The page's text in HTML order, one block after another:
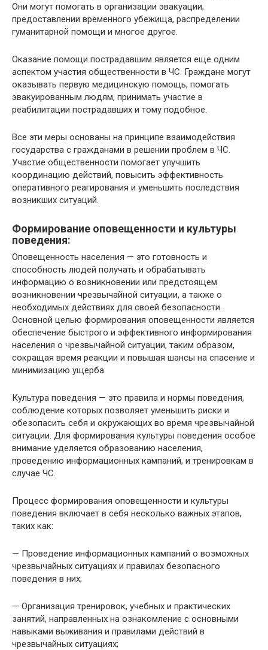
Они могут помогать в организации эвакуации,
предоставлении временного убежища, распределении
гуманитарной помощи и многое другое.
Оказание помощи пострадавшим является еще одним
аспектом участия общественности в ЧС. Граждане могут
оказывать первую медицинскую помощь, помогать
эвакуированным людям, принимать участие в
реабилитации пострадавших и тому подобное.
Все эти меры основаны на принципе взаимодействия
государства с гражданами в решении проблем в ЧС.
Участие общественности помогает улучшить
координацию действий, повысить эффективность
оперативного реагирования и уменьшить последствия
возникших ситуаций.
Формирование оповещенности и культуры
поведения:
Оповещенность населения — это готовность и
способность людей получать и обрабатывать
информацию о возникновении или предстоящем
возникновении чрезвычайной ситуации, а также о
необходимых действиях для своей безопасности.
Основной целью формирования оповещенности является
обеспечение быстрого и эффективного информирования
населения о чрезвычайной ситуации, таким образом,
сокращая время реакции и повышая шансы на спасение и
минимизацию ущерба.
Культура поведения — это правила и нормы поведения,
соблюдение которых позволяет уменьшить риски и
обезопасить себя и окружающих во время чрезвычайной
ситуации. Для формирования культуры поведения особое
внимание уделяется образованию населения,
проведению информационных кампаний, и тренировкам в
случае ЧС.
Процесс формирования оповещенности и культуры
поведения включает в себя несколько важных этапов,
таких как:
— Проведение информационных кампаний о возможных
чрезвычайных ситуациях и правилах безопасного
поведения в них;
— Организация тренировок, учебных и практических
занятий, направленных на ознакомление с основными
навыками выживания и правилами действий в
чрезвычайных ситуациях;